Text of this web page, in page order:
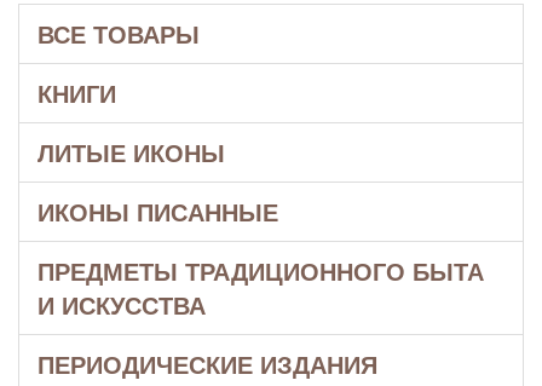
ВСЕ ТОВАРЫ
КНИГИ
ЛИТЫЕ ИКОНЫ
ИКОНЫ ПИСАННЫЕ
ПРЕДМЕТЫ ТРАДИЦИОННОГО БЫТА
И ИСКУССТВА
ПЕРИОДИЧЕСКИЕ ИЗДАНИЯ